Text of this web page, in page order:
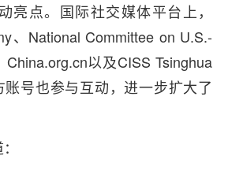
亮点。国际社交媒体平台上，
、National Committee on U.S.-
China.org.cn以及CISS Tsinghua
账号也参与互动，进一步扩大了